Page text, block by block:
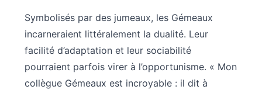
Symbolisés par des jumeaux, les Gémeaux
incarneraient littéralement la dualité. Leur
facilité d’adaptation et leur sociabilité
pourraient parfois virer à l’opportunisme. « Mon
collègue Gémeaux est incroyable : il dit à